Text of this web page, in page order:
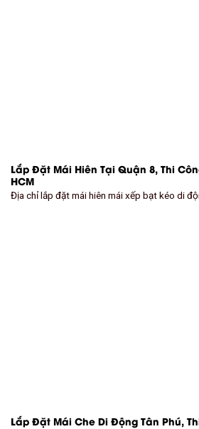
Lắp Đặt Mái Hiên Tại Quận 8, Thi
HCM
Địa chỉ lắp đặt mái hiên mái xếp bạt kéo di
Lắp Đặt Mái Che Di Động Tân Phú,